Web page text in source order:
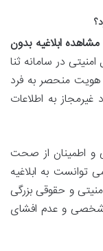
مشاهده ابلاغیه بدون
در سامانه ثنا
منحصر به فرد
به اطلاعات
و اطمینان از صحت
به ابلاغیه
و حقوقی بزرگی
شخصی و عدم افشای